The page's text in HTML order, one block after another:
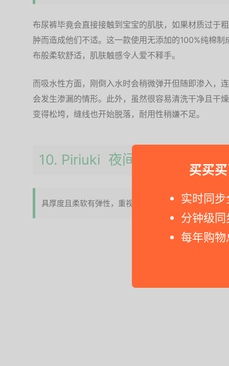
买买
实时同
分钟级
每年购
布尿裤毕竟会直接接触到宝宝的肌肤，如果材质过于
肿而造成他们不适。这一款使用无添加的100%纯棉
布般柔软舒适，肌肤触感令人爱不释手。
而吸水性方面，刚倒入水时会稍微弹开但随即渗入，
会发生渗漏的情形。此外，虽然很容易清洗干净且干
变得松垮，缝线也开始脱落，耐用性稍嫌不足。
10. Piriuki 夜间布尿裤
具厚度且柔软有弹性，重视穿戴舒适者必备